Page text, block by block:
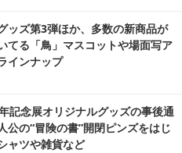
ッズ第3弾ほか、多数の新商品が
てる「鳥」マスコットや場面写ア
インナップ
記念展オリジナルグッズの事後通
公の“冒険の書”開閉ピンズをはじ
ャツや雑貨など